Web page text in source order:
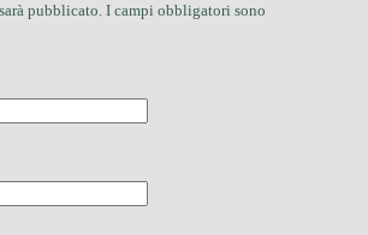
pubblicato. I campi obbligatori sono